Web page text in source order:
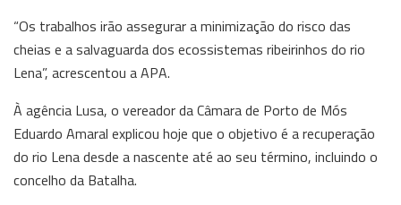
“Os trabalhos irão assegurar a minimização do risco das
cheias e a salvaguarda dos ecossistemas ribeirinhos do rio
Lena”, acrescentou a APA.
À agência Lusa, o vereador da Câmara de Porto de Mós
Eduardo Amaral explicou hoje que o objetivo é a recuperação
do rio Lena desde a nascente até ao seu término, incluindo o
concelho da Batalha.